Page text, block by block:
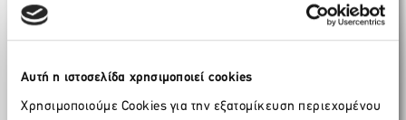
Αυτή η ιστοσελίδα χρησιμοποιεί cookies
Χρησιμοποιούμε Cookies για την εξατομίκευση περιεχομένου
χώρα του ευρώ, δεν είναι μια φθηνή χώρα. Στόχος είναι
αξία. Ο κλάδος συμβάλλει ουσιαστικά στο ΑΕΠ, όσον
να γίνουν συγκεκριμένα πράγματα, όσον αφορά τις